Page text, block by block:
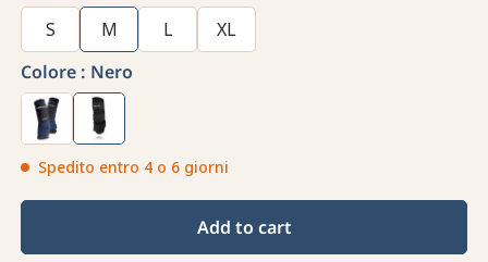
S M L
XL
Colore : Nero
Spedito entro 4 o 6 giorni
Add to cart